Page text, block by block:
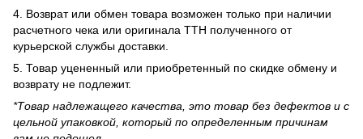
4. Возврат или обмен товара возможен только при наличии
расчетного чека или оригинала ТТН полученного от
курьерской службы доставки.
5. Товар уцененный или приобретенный по скидке обмену и
возврату не подлежит.
*Товар надлежащего качества, это товар без дефектов и с
цельной упаковкой, который по определенным причинам